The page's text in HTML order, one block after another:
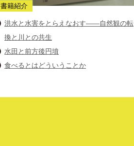
書籍紹介
洪水と水害をとらえなおす——自然観の転
換と川との共生
水田と前方後円墳
食べるとはどういうことか